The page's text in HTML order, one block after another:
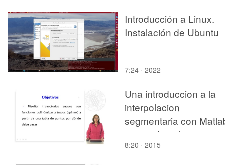
Introducción a Linux.
Instalación de Ubuntu
7:24 · 2022
Una introduccion a la
interpolacion
segmentaria con
comando spline
8:20 · 2015